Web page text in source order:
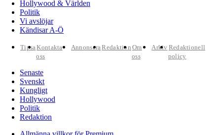
Hollywood & Världen
Politik
Vi avslöjar
Kändisar A-Ö
TipsaKontakta
oss
AnnonseraRedaktion Om
oss
Arkiv Redaktionell
policy
Senaste
Svenskt
Kungligt
Hollywood
Politik
Redaktion